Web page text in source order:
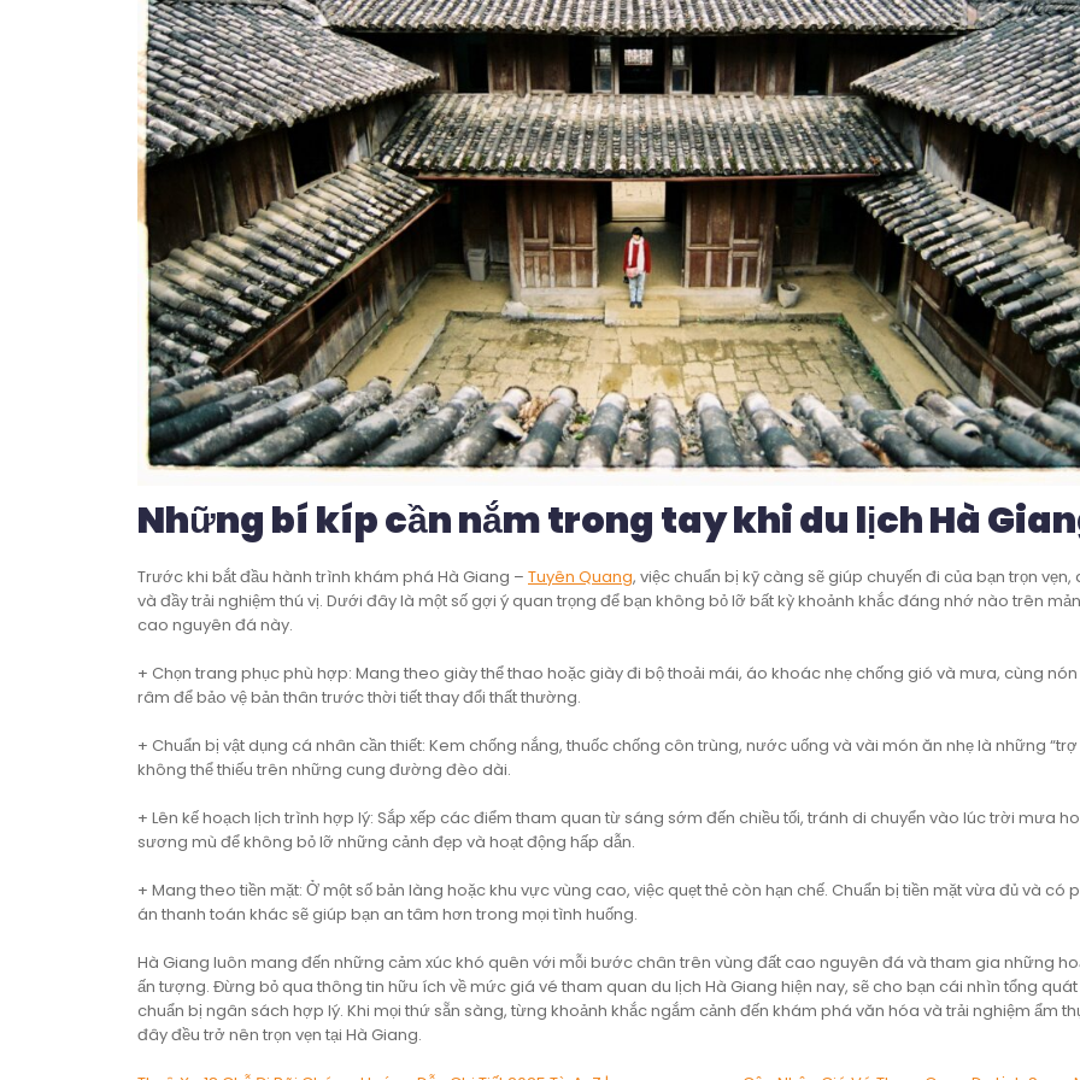
Những bí kíp cần nắm trong tay khi du lịch Hà
Trước khi bắt đầu hành trình khám phá Hà Giang – Tuyên Quang, việc chuẩn bị kỹ càng sẽ giúp chuyến đi của bạn trọn vẹn,
và đầy trải nghiệm thú vị. Dưới đây là một số gợi ý quan trọng để bạn không bỏ lỡ bất kỳ khoảnh khắc đáng nhớ nào trên
cao nguyên đá này.
+ Chọn trang phục phù hợp: Mang theo giày thể thao hoặc giày đi bộ thoải mái, áo khoác nhẹ chống gió và mưa, cùng
râm để bảo vệ bản thân trước thời tiết thay đổi thất thường.
+ Chuẩn bị vật dụng cá nhân cần thiết: Kem chống nắng, thuốc chống côn trùng, nước uống và vài món ăn nhẹ là những “trợ
không thể thiếu trên những cung đường đèo dài.
+ Lên kế hoạch lịch trình hợp lý: Sắp xếp các điểm tham quan từ sáng sớm đến chiều tối, tránh di chuyển vào lúc trời mưa
sương mù để không bỏ lỡ những cảnh đẹp và hoạt động hấp dẫn.
+ Mang theo tiền mặt: Ở một số bản làng hoặc khu vực vùng cao, việc quẹt thẻ còn hạn chế. Chuẩn bị tiền mặt vừa đủ và có
án thanh toán khác sẽ giúp bạn an tâm hơn trong mọi tình huống.
Hà Giang luôn mang đến những cảm xúc khó quên với mỗi bước chân trên vùng đất cao nguyên đá và tham gia những
ấn tượng. Đừng bỏ qua thông tin hữu ích về mức giá vé tham quan du lịch Hà Giang hiện nay, sẽ cho bạn cái nhìn tổng
chuẩn bị ngân sách hợp lý. Khi mọi thứ sẵn sàng, từng khoảnh khắc ngắm cảnh đến khám phá văn hóa và trải nghiệm ẩm
đây đều trở nên trọn vẹn tại Hà Giang.